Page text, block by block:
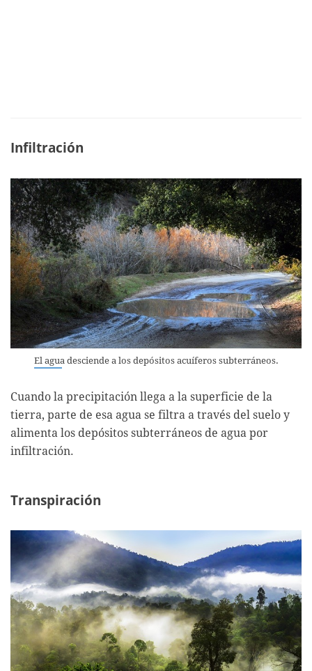
Infiltración
El agua desciende a los depósitos acuíferos subterráneos.
Cuando la precipitación llega a la superficie de la
tierra, parte de esa agua se filtra a través del suelo y
alimenta los depósitos subterráneos de agua por
infiltración.
Transpiración